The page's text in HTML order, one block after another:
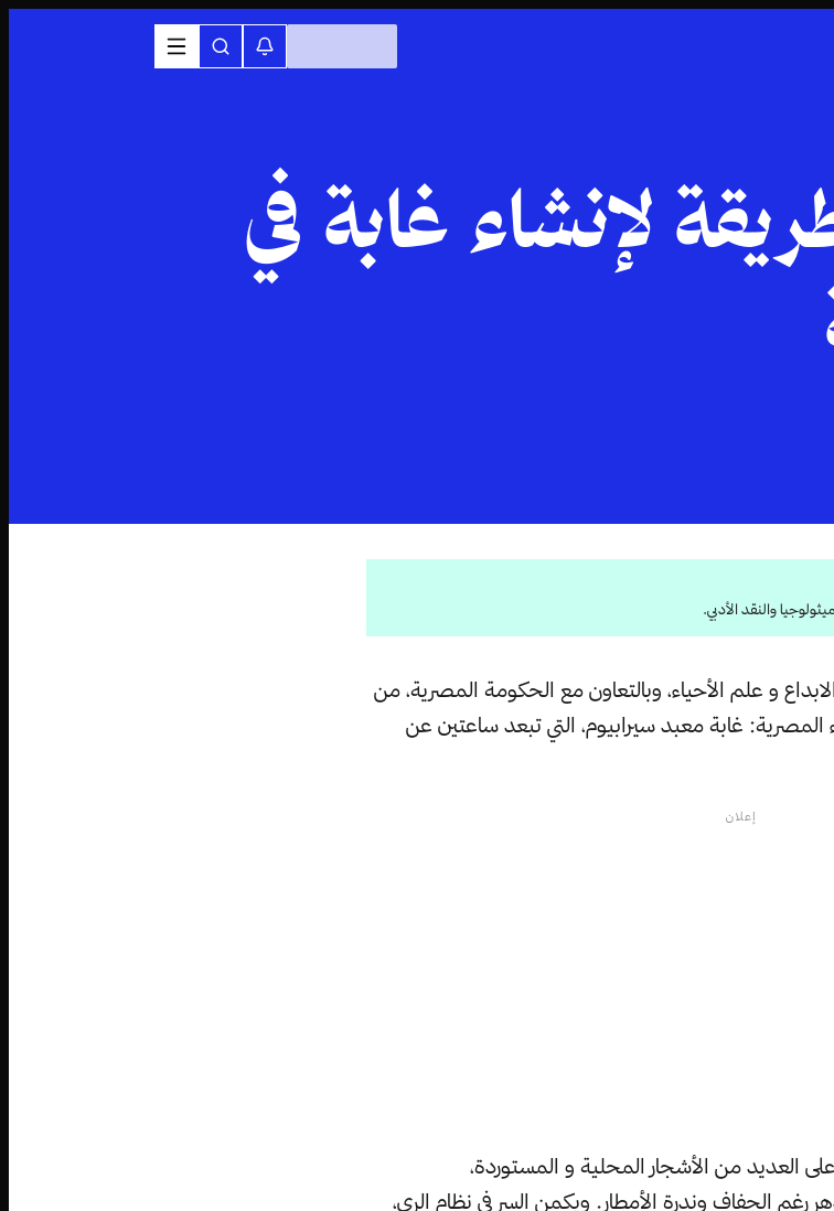
لإنشاء غابة في
والنقد الأدبي.
و علم الأحياء، وبالتعاون مع الحكومة المصرية، من
غابة معبد سيرابيوم، التي تبعد ساعتين عن
إعلان
العديد من الأشجار المحلية و المستوردة،
رغم الجفاف وندرة الأمطار. ويكمن السر في نظام الري،